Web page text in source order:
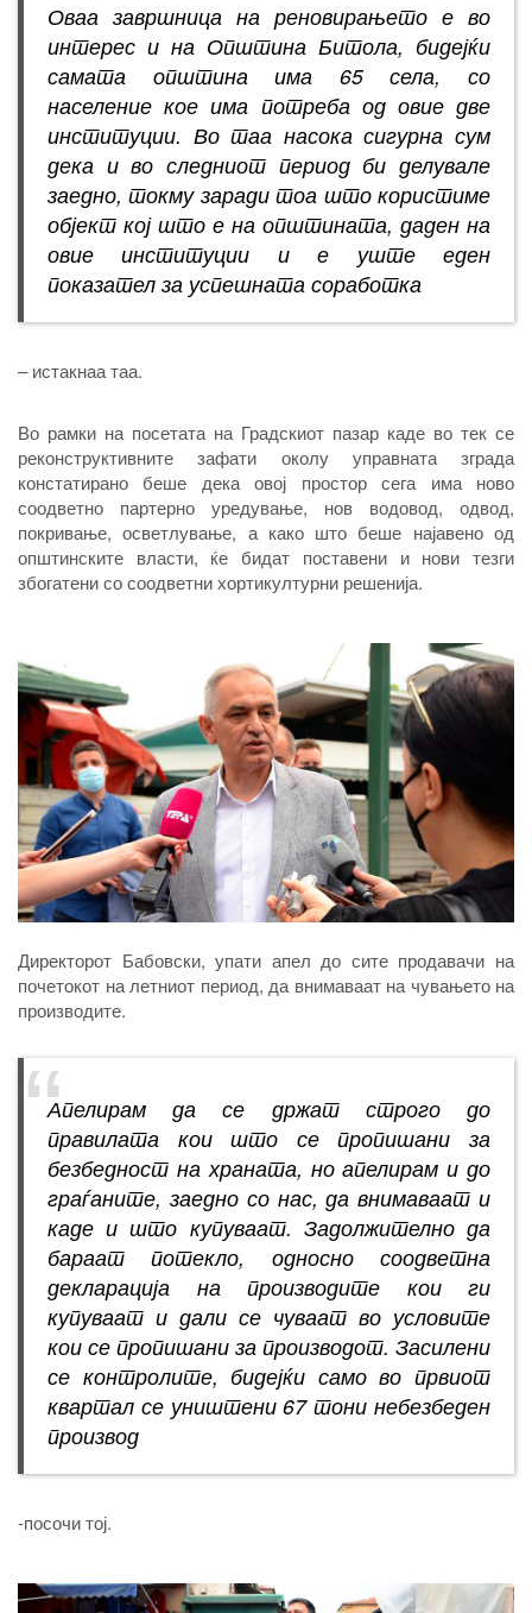
Оваа завршница на реновирањето е во
интерес и на Општина Битола, бидејќи
самата општина има 65 села, со
население кое има потреба од овие две
институции. Во таа насока сигурна сум
дека и во следниот период би делувале
заедно, токму заради тоа што користиме
објект кој што е на општината, даден на
овие институции и е уште еден
показател за успешната соработка
– истакнаа таа.
Во рамки на посетата на Градскиот пазар каде во тек се
реконструктивните зафати околу управната зграда
констатирано беше дека овој простор сега има ново
соодветно партерно уредување, нов водовод, одвод,
покривање, осветлување, а како што беше најавено од
општинските власти, ќе бидат поставени и нови тезги
збогатени со соодветни хортикултурни решенија.
Директорот Бабовски, упати апел до сите продавачи на
почетокот на летниот период, да внимаваат на чувањето на
производите.
Апелирам да се држат строго до
правилата кои што се пропишани за
безбедност на храната, но апелирам и до
граѓаните, заедно со нас, да внимаваат и
каде и што купуваат. Задолжително да
бараат потекло, односно соодветна
декларација на производите кои ги
купуваат и дали се чуваат во условите
кои се пропишани за производот. Засилени
се контролите, бидејќи само во првиот
квартал се уништени 67 тони небезбеден
производ
-посочи тој.